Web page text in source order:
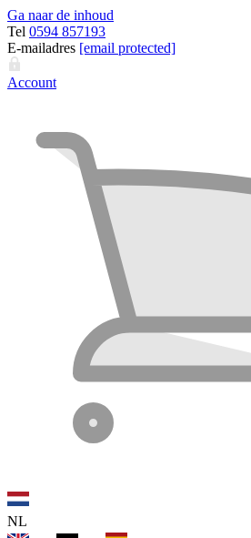
Ga naar de inhoud
Tel 0594 857193
E-mailadres [email protected]
Account
NL